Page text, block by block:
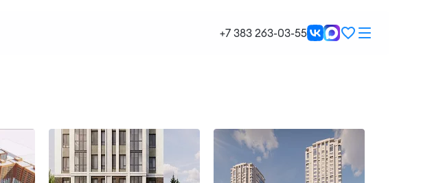
+7 383 263-03-55